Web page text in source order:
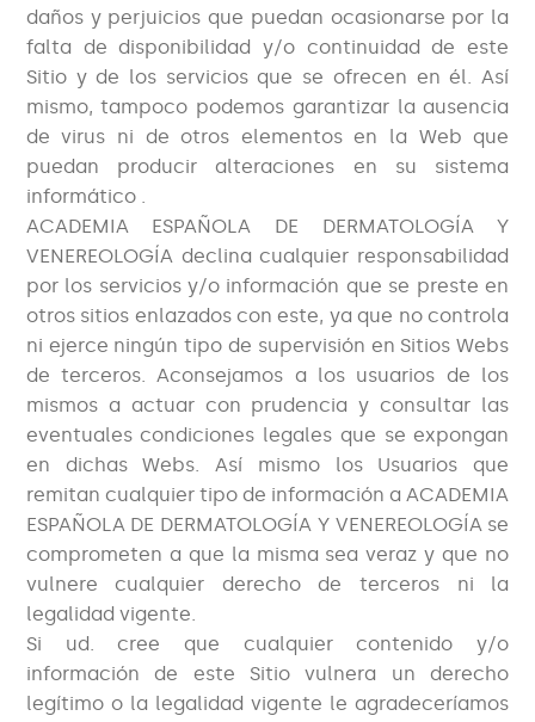
daños y perjuicios que puedan ocasionarse por la
falta de disponibilidad y/o continuidad de este
Sitio y de los servicios que se ofrecen en él. Así
mismo, tampoco podemos garantizar la ausencia
de virus ni de otros elementos en la Web que
puedan producir alteraciones en su sistema
informático .
ACADEMIA ESPAÑOLA DE DERMATOLOGÍA Y
VENEREOLOGÍA declina cualquier responsabilidad
por los servicios y/o información que se preste en
otros sitios enlazados con este, ya que no controla
ni ejerce ningún tipo de supervisión en Sitios Webs
de terceros. Aconsejamos a los usuarios de los
mismos a actuar con prudencia y consultar las
eventuales condiciones legales que se expongan
en dichas Webs. Así mismo los Usuarios que
remitan cualquier tipo de información a ACADEMIA
ESPAÑOLA DE DERMATOLOGÍA Y VENEREOLOGÍA se
comprometen a que la misma sea veraz y que no
vulnere cualquier derecho de terceros ni la
legalidad vigente.
Si ud. cree que cualquier contenido y/o
información de este Sitio vulnera un derecho
legítimo o la legalidad vigente le agradeceríamos